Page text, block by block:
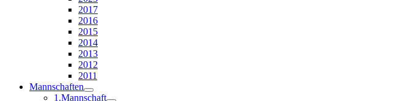
2017
2016
2015
2014
2013
2012
2011
Mannschaften
1.Mannschaft